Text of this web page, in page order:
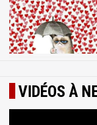
VIDÉOS À